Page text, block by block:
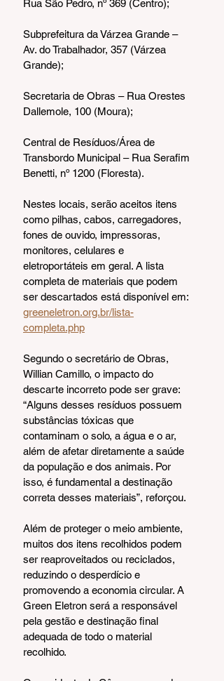
Rua São Pedro, nº 369 (Centro);
Subprefeitura da Várzea Grande –
Av. do Trabalhador, 357 (Várzea
Grande);
Secretaria de Obras – Rua Orestes
Dallemole, 100 (Moura);
Central de Resíduos/Área de
Transbordo Municipal – Rua Serafim
Benetti, nº 1200 (Floresta).
Nestes locais, serão aceitos itens
como pilhas, cabos, carregadores,
fones de ouvido, impressoras,
monitores, celulares e
eletroportáteis em geral. A lista
completa de materiais que podem
ser descartados está disponível em:
greeneletron.org.br/lista-
completa.php
Segundo o secretário de Obras,
Willian Camillo, o impacto do
descarte incorreto pode ser grave:
“Alguns desses resíduos possuem
substâncias tóxicas que
contaminam o solo, a água e o ar,
além de afetar diretamente a saúde
da população e dos animais. Por
isso, é fundamental a destinação
correta desses materiais”, reforçou.
Além de proteger o meio ambiente,
muitos dos itens recolhidos podem
ser reaproveitados ou reciclados,
reduzindo o desperdício e
promovendo a economia circular. A
Green Eletron será a responsável
pela gestão e destinação final
adequada de todo o material
recolhido.